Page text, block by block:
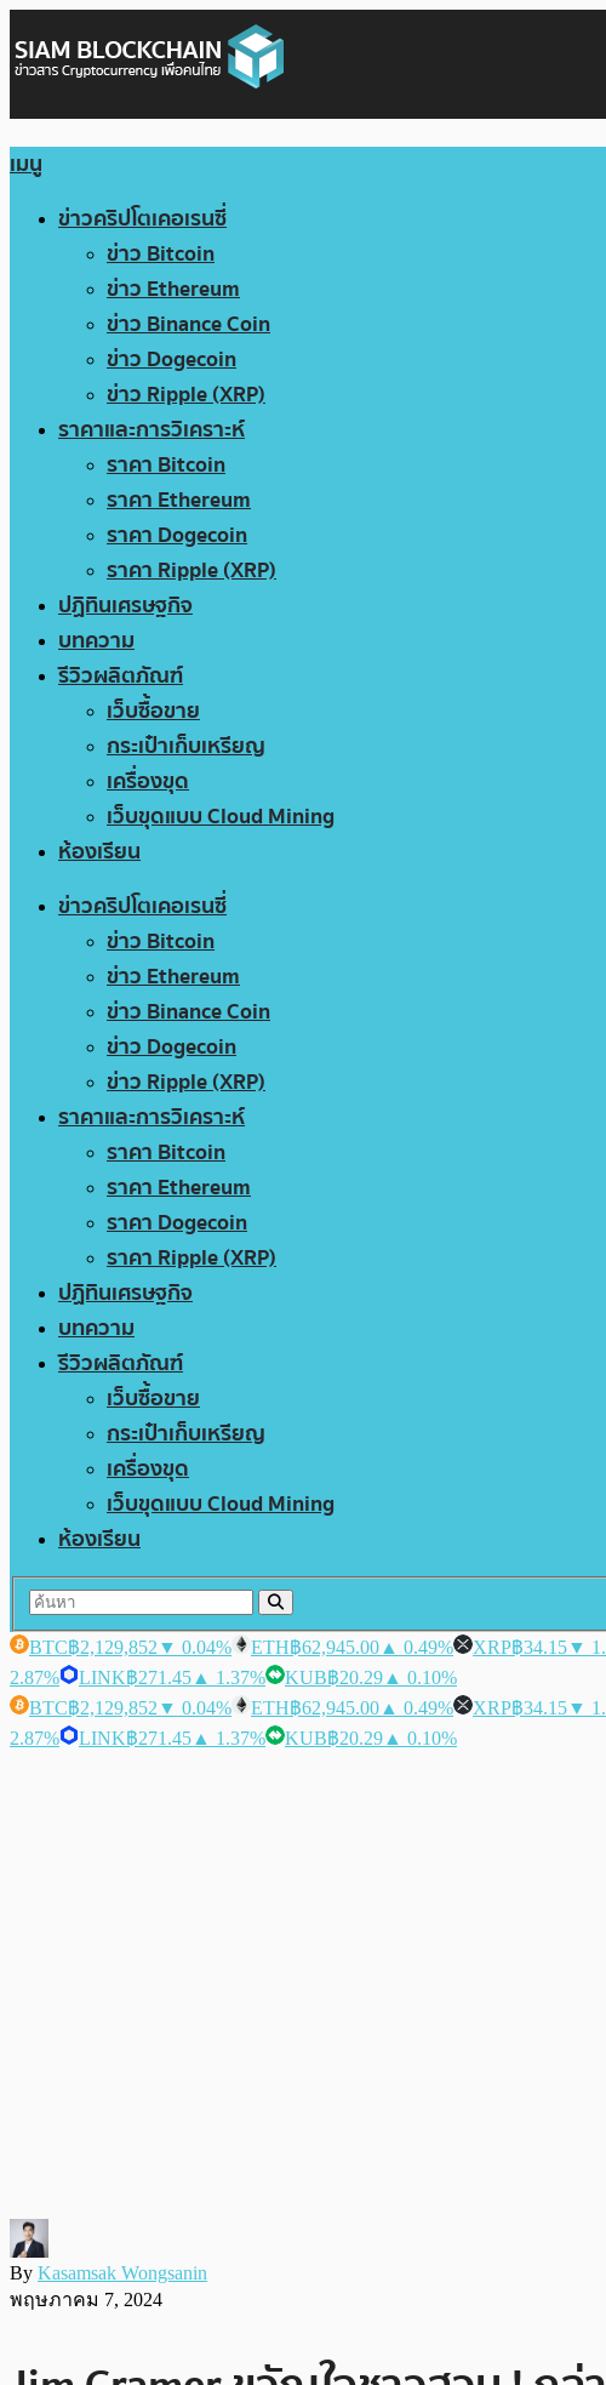
เมนู
ข่าวคริปโตเคอเรนซี่
ข่าว Bitcoin
ข่าว Ethereum
ข่าว Binance Coin
ข่าว Dogecoin
ข่าว Ripple (XRP)
ราคาและการวิเคราะห์
ราคา Bitcoin
ราคา Ethereum
ราคา Dogecoin
ราคา Ripple (XRP)
ปฏิทินเศรษฐกิจ
บทความ
รีวิวผลิตภัณฑ์
เว็บซื้อขาย
กระเป๋าเก็บเหรียญ
เครื่องขุด
เว็บขุดแบบ Cloud Mining
ห้องเรียน
ข่าวคริปโตเคอเรนซี่
ข่าว Bitcoin
ข่าว Ethereum
ข่าว Binance Coin
ข่าว Dogecoin
ข่าว Ripple (XRP)
ราคาและการวิเคราะห์
ราคา Bitcoin
ราคา Ethereum
ราคา Dogecoin
ราคา Ripple (XRP)
ปฏิทินเศรษฐกิจ
บทความ
รีวิวผลิตภัณฑ์
เว็บซื้อขาย
กระเป๋าเก็บเหรียญ
เครื่องขุด
เว็บขุดแบบ Cloud Mining
ห้องเรียน
BTC฿2,129,852 ▼ 0.04% ETH฿62,945.00 ▲ 0.49% XRP฿34.15▼
2.87%
LINK฿271.45 ▲ 1.37% KUB฿20.29 ▲ 0.10%
BTC฿2,129,852 ▼ 0.04% ETH฿62,945.00 ▲ 0.49% XRP฿34.15▼
2.87%
LINK฿271.45 ▲ 1.37% KUB฿20.29 ▲ 0.10%
By Kasamsak Wongsanin
พฤษภาคม 7, 2024